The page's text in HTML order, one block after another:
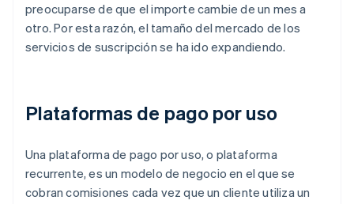
preocuparse de que el importe cambie de un mes a
otro. Por esta razón, el tamaño del mercado de los
servicios de suscripción se ha ido expandiendo.
Plataformas de pago por uso
Una plataforma de pago por uso, o plataforma
recurrente, es un modelo de negocio en el que se
cobran comisiones cada vez que un cliente utiliza un